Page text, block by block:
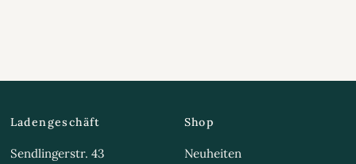
Ladengeschäft
Sendlingerstr. 43
Shop
Neuheiten